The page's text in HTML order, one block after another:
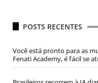
POSTS RECENTES
Você está pronto para as
Fenati Academy, é fácil se